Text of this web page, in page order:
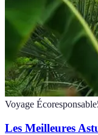
Voyage Écoresponsable
Les Meilleures